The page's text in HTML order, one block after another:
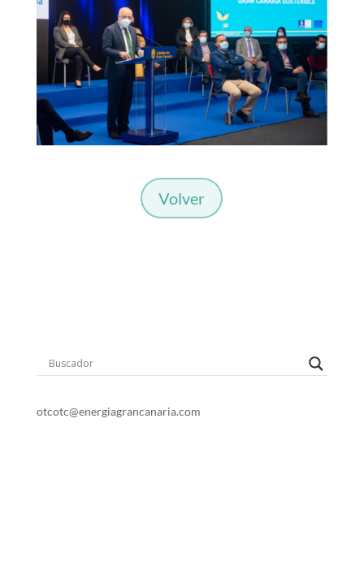
Volver
otcotc@energiagrancanaria.com